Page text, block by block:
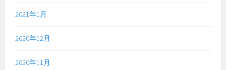
2021年1月
2020年12月
2020年11月